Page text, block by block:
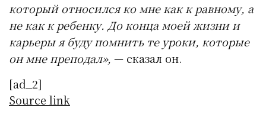
который относился ко мне как к равному, а
не как к ребенку. До конца моей жизни и
карьеры я буду помнить те уроки, которые
он мне преподал», — сказал он.
[ad_2]
Source link